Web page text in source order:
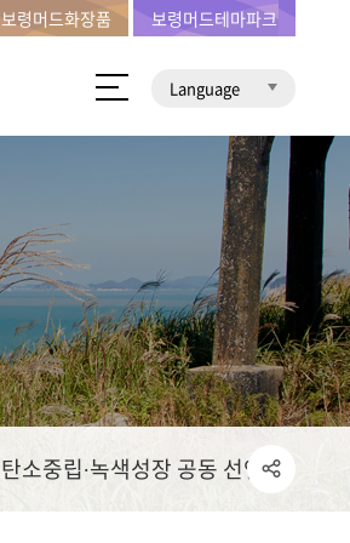
Language
보령머드화장품 보령머드테마파크
탄소중립∙녹색성장 공동 선언문